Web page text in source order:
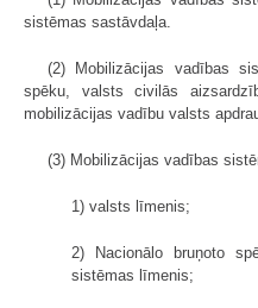
sistēmas sastāvdaļa.
(2) Mobilizācijas vadības
spēku, valsts civilās
mobilizācijas vadību valsts
(3) Mobilizācijas vadības
1) valsts līmenis;
2) Nacionālo bruņoto
sistēmas līmenis;